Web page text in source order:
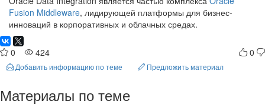
Fusion Middleware, лидирующей платформы для бизнес-
инноваций в корпоративных и облачных средах.
0 424 0
Добавить информацию по теме Предложить материал
Материалы по теме